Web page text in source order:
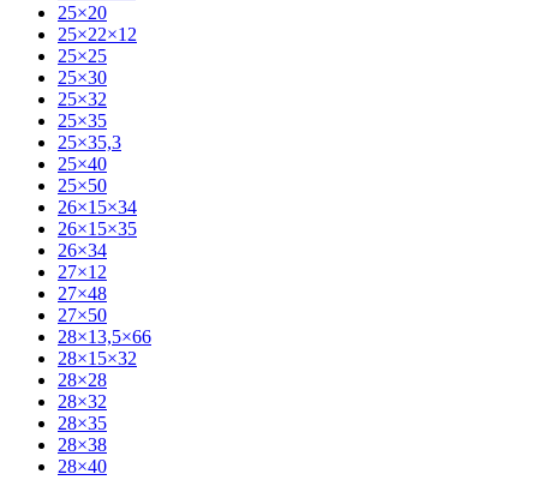
25×20
25×22×12
25×25
25×30
25×32
25×35
25×35,3
25×40
25×50
26×15×34
26×15×35
26×34
27×12
27×48
27×50
28×13,5×66
28×15×32
28×28
28×32
28×35
28×38
28×40